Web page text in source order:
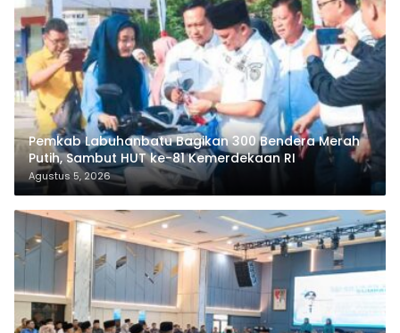
Pemkab Labuhanbatu Bagikan 300 Bendera Merah
Putih, Sambut HUT ke-81 Kemerdekaan RI
Agustus 5, 2026